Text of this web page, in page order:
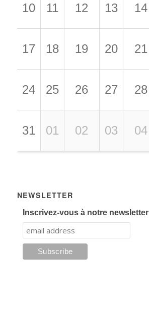
10 11 12 13 14
17 18 19 20 21
24 25 26 27 28
31 01 02 03 04
NEWSLETTER
Inscrivez-vous à notre newsletter